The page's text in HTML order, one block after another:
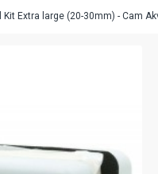
Kit Extra large (20-30mm) - Cam